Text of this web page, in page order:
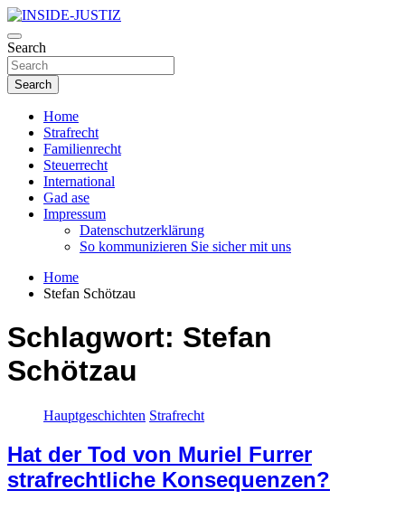
Skip
to
content
INSIDE-JUSTIZ
Investigativer Journalismus zur Dritten Gewalt
Search
Search
Home
Strafrecht
Familienrecht
Steuerrecht
International
Gad ase
Impressum
Datenschutzerklärung
So kommunizieren Sie sicher mit uns
Home
Stefan Schötzau
Schlagwort: Stefan
Schötzau
Hauptgeschichten Strafrecht
Hat der Tod von Muriel Furrer
strafrechtliche Konsequenzen?